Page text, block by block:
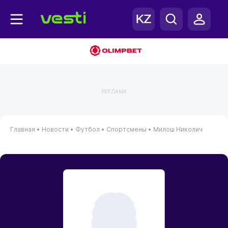
РЕКЛАМА
Главная • Новости • Футбол • Спортсмены • Милош Николич